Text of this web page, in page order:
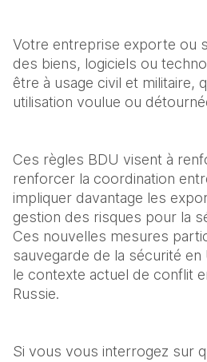
Votre entreprise exporte ou
des biens, logiciels ou
être à usage civil et militaire,
utilisation voulue ou
Ces règles BDU visent à
renforcer la coordination
impliquer davantage les
gestion des risques pour la
Ces nouvelles mesures
sauvegarde de la sécurité
le contexte actuel de conflit
Russie.
Si vous vous interrogez sur